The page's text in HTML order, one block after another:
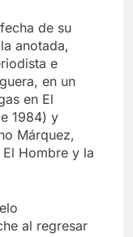
de su
anotada,
e
en un
en El
1984) y
Márquez,
Hombre y la
al regresar